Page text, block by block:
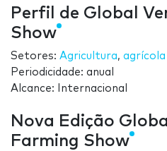
Perfil de Global
Show
Setores: Agricultura, agrícola
Periodicidade: anual
Alcance: Internacional
Nova Edição
Farming Show